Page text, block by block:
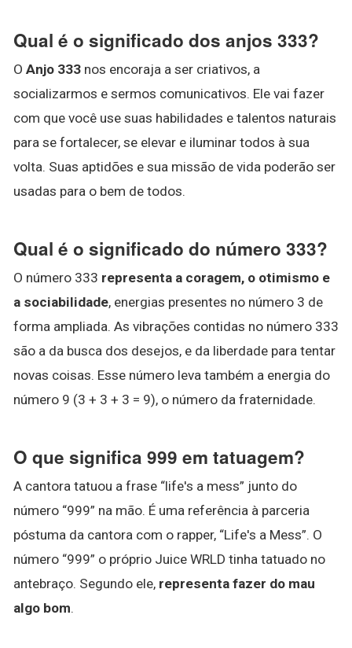
Qual é o significado dos anjos 333?
O Anjo 333 nos encoraja a ser criativos, a
socializarmos e sermos comunicativos. Ele vai fazer
com que você use suas habilidades e talentos naturais
para se fortalecer, se elevar e iluminar todos à sua
volta. Suas aptidões e sua missão de vida poderão ser
usadas para o bem de todos.
Qual é o significado do número 333?
O número 333 representa a coragem, o otimismo e
a sociabilidade, energias presentes no número 3 de
forma ampliada. As vibrações contidas no número 333
são a da busca dos desejos, e da liberdade para tentar
novas coisas. Esse número leva também a energia do
número 9 (3 + 3 + 3 = 9), o número da fraternidade.
O que significa 999 em tatuagem?
A cantora tatuou a frase “life's a mess” junto do
número “999” na mão. É uma referência à parceria
póstuma da cantora com o rapper, “Life's a Mess”. O
número “999” o próprio Juice WRLD tinha tatuado no
antebraço. Segundo ele, representa fazer do mau
algo bom.